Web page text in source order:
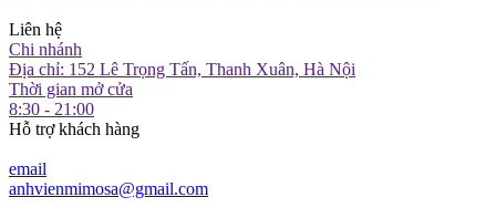
Liên hệ
Chi nhánh
Địa chỉ: 152 Lê Trọng Tấn, Thanh Xuân, Hà Nội
Thời gian mở cửa
8:30 - 21:00
Hỗ trợ khách hàng
email
anhvienmimosa@gmail.com